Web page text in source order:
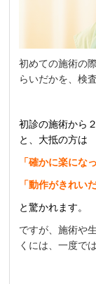
初めての施術の
らいだかを、検
初診の施術から
と、大抵の方は
「確かに楽にな
「動作がきれい
と驚かれます。
ですが、施術や
くには、一度で